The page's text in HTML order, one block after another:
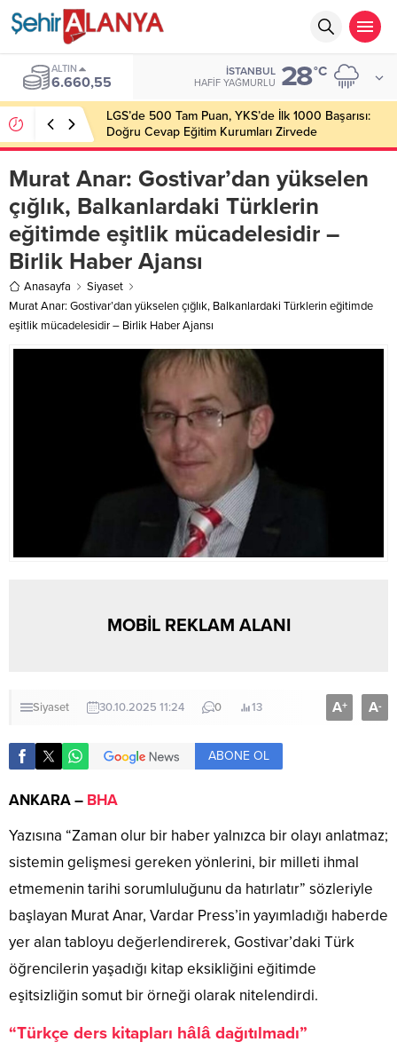
ALTIN
6.660,55
İSTANBUL
HAFIF YAĞMURLU 28°C
LGS’de 500 Tam Puan, YKS’de İlk 1000 Başarısı:
Doğru Cevap Eğitim Kurumları Zirvede
Murat Anar: Gostivar’dan yükselen
çığlık, Balkanlardaki Türklerin
eğitimde eşitlik mücadelesidir –
Birlik Haber Ajansı
Anasayfa
Siyaset
Murat Anar: Gostivar’dan yükselen çığlık, Balkanlardaki Türklerin eğitimde
eşitlik mücadelesidir – Birlik Haber Ajansı
MOBİL REKLAM ALANI
Siyaset 30.10.2025 11:24 0 13 A+ A-
ABONE OL
ANKARA – BHA
Yazısına “Zaman olur bir haber yalnızca bir olayı anlatmaz;
sistemin gelişmesi gereken yönlerini, bir milleti ihmal
etmemenin tarihi sorumluluğunu da hatırlatır” sözleriyle
başlayan Murat Anar, Vardar Press’in yayımladığı haberde
yer alan tabloyu değerlendirerek, Gostivar’daki Türk
öğrencilerin yaşadığı kitap eksikliğini eğitimde
eşitsizliğin somut bir örneği olarak nitelendirdi.
“Türkçe ders kitapları hâlâ dağıtılmadı”